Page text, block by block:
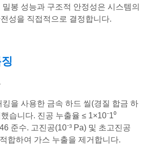
봉 성능과 구조적 안정성은 시스템의
성을 직접적으로 결정합니다.
킹을 사용한 금속 하드 씰(경질 합금 하
습니다. 진공 누출율 ≤ 1×10⁻1⁰
준수. 고진공(10⁻³ Pa) 및 초고진공
합하여 가스 누출을 제거합니다.